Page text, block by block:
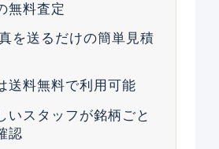
無料査定
を送るだけの簡単見積
送料無料で利用可能
いスタッフが銘柄ごと
認